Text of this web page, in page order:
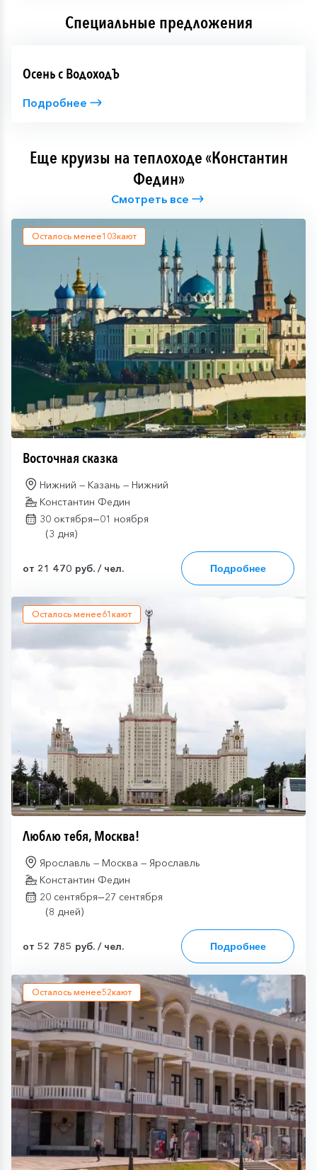
Специальные предложения
Осень с ВодоходЪ
Подробнее
Еще круизы на теплоходе «Константин
Федин»
Смотреть все
Осталось менее103кают
Восточная сказка
Нижний — Казань — Нижний
Константин Федин
30 октября—01 ноября
(3 дня)
Подробнее
от 21 470 руб. / чел.
Осталось менее61 кают
Люблю тебя, Москва!
Ярославль — Москва — Ярославль
Константин Федин
20 сентября—27 сентября
(8 дней)
Подробнее
от 52 785 руб. / чел.
Осталось менее52кают